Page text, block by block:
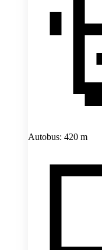
Autobus: 420 m